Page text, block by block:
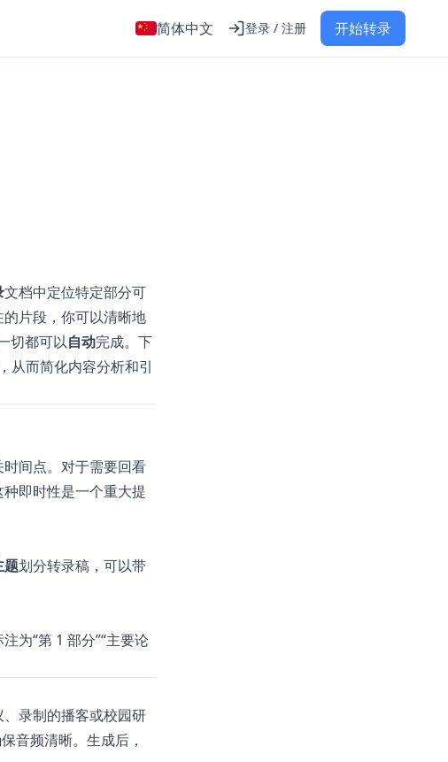
简体中文 登录 / 注册 开始转录
文档中定位特定部分可
片段，你可以清晰地
切都可以自动完成。下
从而简化内容分析和引
间点。对于需要回看
即时性是一个重大提
题划分转录稿，可以带
为“第 1 部分”“主要论
录制的播客或校园研
音频清晰。生成后，